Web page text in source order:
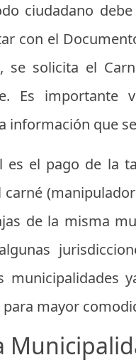
ciudadano
con el
se solicita el
Es
información que
el pago de la
de la misma
municipalidades
mayor